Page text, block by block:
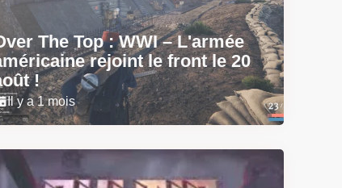
The Top : WWI – L'armée
rejoint le front le 20
!
Il y a 1 mois